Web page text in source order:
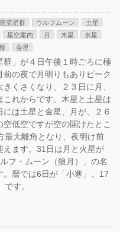
流星群 ウルフムーン
土星
星空案内 月 木星
水星
金星
」が４日午後１時ごろに極
の夜で月明りもありピーク
くさくなり、２３日に月、
れからです。木星と土星は
は土星と金星、月が、２６
低空ですが空の開けたとこ
最大離角となり、夜明け前
ます。31日は月と火星が
フ・ムーン（狼月）」の名
暦では6日が「小寒」、17
す。